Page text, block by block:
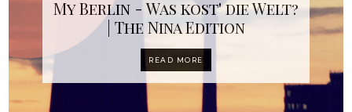
My Berlin - Was kost' die Welt?
| The Nina Edition
READ MORE